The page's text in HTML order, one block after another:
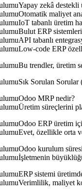
zekâ destekli
maliyet
tabanlı üretim
ERP sistemleri
tabanlı
code ERP
trendler, üretim
Sorulan Sorular
MRP nedir?
süreçlerini
ERP üretim
özellikle orta
kurulum
sistemi
maliyet